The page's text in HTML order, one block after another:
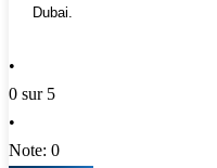
Dubai.
•
0 sur 5
•
Note: 0